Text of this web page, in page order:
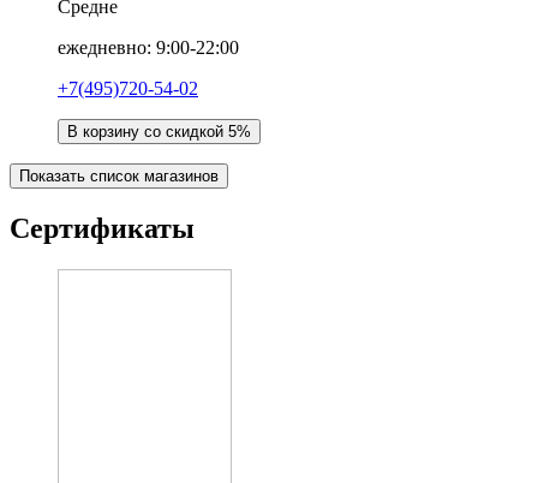
Средне
ежедневно: 9:00-22:00
+7(495)720-54-02
В корзину со скидкой 5%
Показать список магазинов
Сертификаты